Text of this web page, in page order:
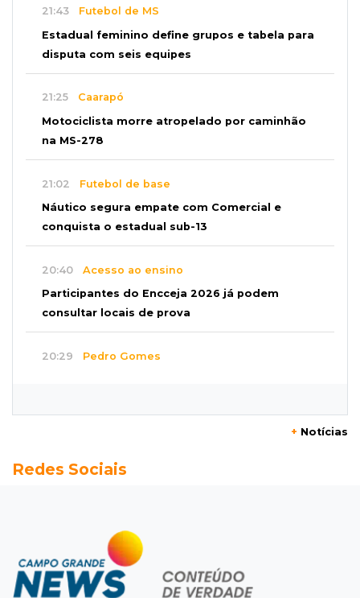
21:43 Futebol de MS
Estadual feminino define grupos e tabela para
disputa com seis equipes
21:25 Caarapó
Motociclista morre atropelado por caminhão
na MS-278
21:02 Futebol de base
Náutico segura empate com Comercial e
conquista o estadual sub-13
20:40 Acesso ao ensino
Participantes do Encceja 2026 já podem
consultar locais de prova
20:29 Pedro Gomes
Pantanal treina em Goiânia antes de jogo que
Campeonato Brasileiro
Remo busca empate com Atlético-MG e segue
na zona de rebaixamento
+ Notícias
Redes Sociais